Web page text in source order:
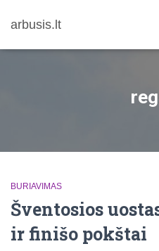
arbusis.lt
BURIAVIMAS
Šventosios
ir finišo pokštai